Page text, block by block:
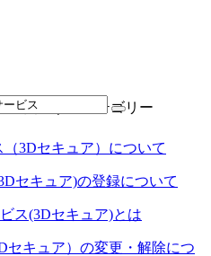
に関連するカテゴリー
3Dセキュア）について
セキュア)の登録について
ス(3Dセキュア)とは
セキュア）の変更・解除につ